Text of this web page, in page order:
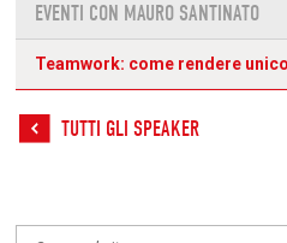
EVENTI CON MAURO SANTINATO
Teamwork: come rendere
TUTTI GLI SPEAKER